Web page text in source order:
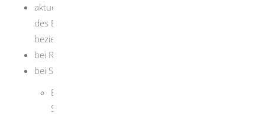
aktuelle Verdienstnachweise der letzten drei Monate
des Einladenden oder der Einladenden
beziehungsweise Sparbuch
bei Rentnern und Rentnerinnen: Rentenbescheid
bei Selbständigen:
Bescheinigung des Steuerberaters oder der
Steuerberaterin über das Nettoeinkommen